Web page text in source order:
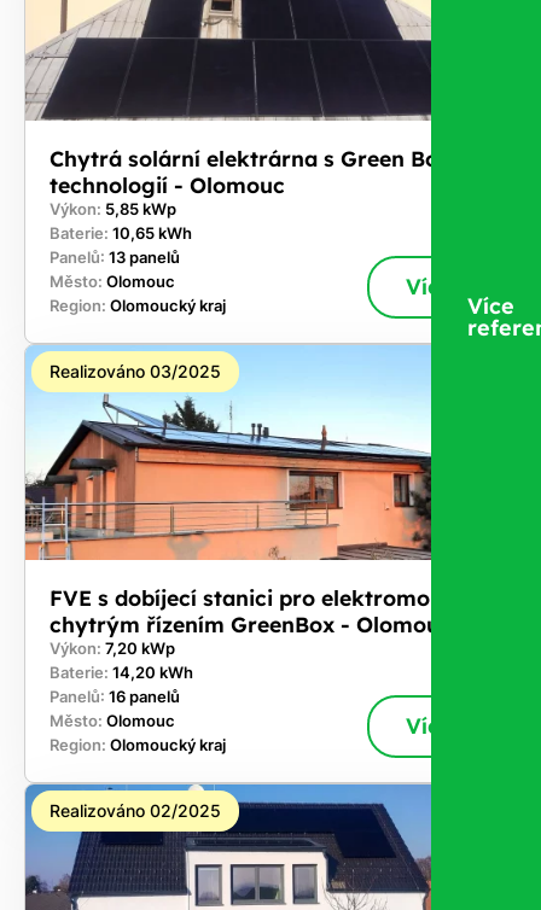
Chytrá solární elektrárna s Green Box
technologií - Olomouc
Výkon: 5,85 kWp
Baterie: 10,65 kWh
Panelů: 13 panelů
Město: Olomouc
Region: Olomoucký kraj
Více
Realizováno 03/2025
FVE s dobíjecí stanici pro elektromobil a
chytrým řízením GreenBox - Olomouc
Výkon: 7,20 kWp
Baterie: 14,20 kWh
Panelů: 16 panelů
Město: Olomouc
Region: Olomoucký kraj
Více
Realizováno 02/2025
Více